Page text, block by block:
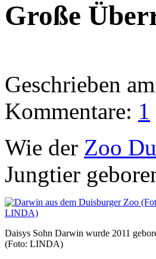
Große
Geschrieben am
Kommentare: 1
Wie der Zoo
Jungtier
Daisys Sohn Darwin wurde 2011
(Foto: LINDA)